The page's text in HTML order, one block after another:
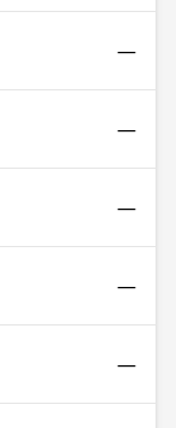
—
—
—
—
—